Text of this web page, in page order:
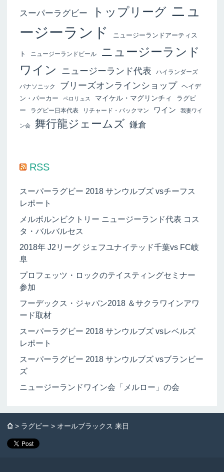
スーパーラグビー トップリーグ ニュ
ージーランド
ニュージーランドアーティス
ト ニュージーランドビール
ニュージーランド
ワイン
ニュージーランド代表 ハイランダーズ
パナソニック ブリーズオンラインショップ ヘイデ
ン・パーカー
ペロリュス マイケル・マグリンチィ
ラグビ
ー
ラグビー日本代表 リチャード・バックマン ワイン 我妻ワイ
ン会 舞行龍ジェームズ 鎌倉
RSS
スーパーラグビー 2018 サンウルブズ vsチーフス
レポート
メルボルンビクトリー ニュージーランド代表 コス
タ・バルバルセス
2018年 J2リーグ ジェフユナイテッド千葉vs FC岐
阜
プロフェッツ・ロックのテイスティングセミナー
参加
フーデックス・ジャパン2018 ＆サクラワインアワ
ード取材
スーパーラグビー 2018 サンウルブズ vsレベルズ
レポート
スーパーラグビー 2018 サンウルブズ vsブランビー
ズ
ニュージーランドワイン会「メルロー」の会
⌂ > ラグビー > オールブラックス 来日